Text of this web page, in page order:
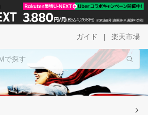
ガイド 楽天市場